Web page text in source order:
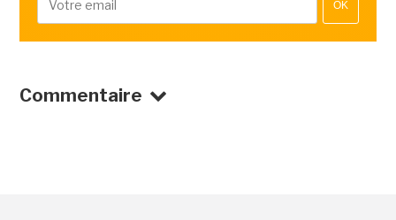
OK
Commentaire